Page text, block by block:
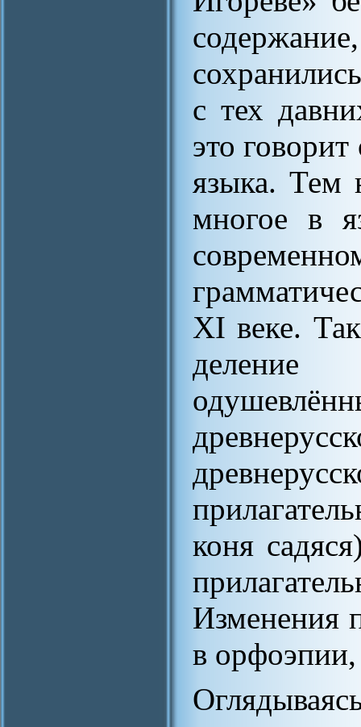
с тех
это
языка. Тем
многое в
XI веке.
коня
Изменения
в орфоэпии,